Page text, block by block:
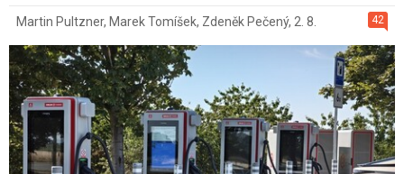
42
Martin Pultzner, Marek Tomíšek, Zdeněk Pečený, 2. 8.